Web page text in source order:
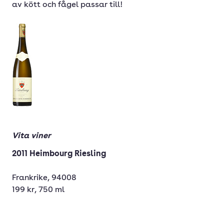
av kött och fågel passar till!
Vita viner
2011 Heimbourg Riesling
Frankrike, 94008
199 kr, 750 ml